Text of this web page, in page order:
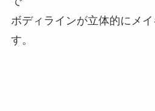
ボディラインが立体的にメ
す。